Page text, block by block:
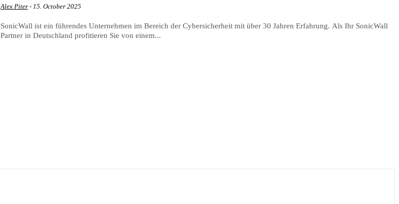
Alex Piter - 15. October 2025
SonicWall ist ein führendes Unternehmen im Bereich der Cybersicherheit mit über 30 Jahren Erfahrung. Als Ihr SonicWall
Partner in Deutschland profitieren Sie von einem...